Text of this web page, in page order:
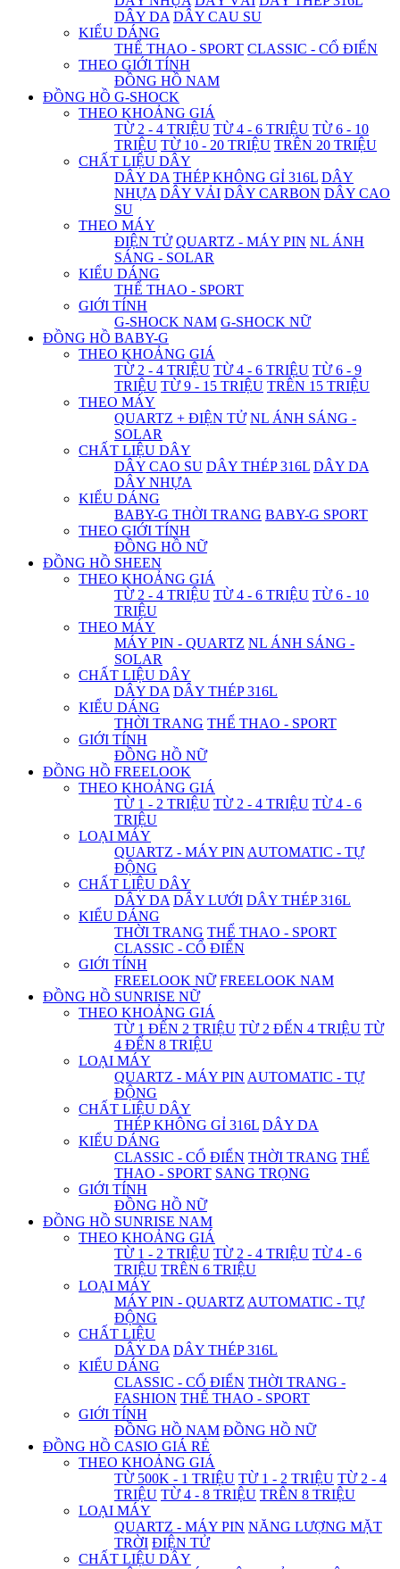
DÂY DA DÂY CAU SU
KIỂU DÁNG
THỂ THAO - SPORT CLASSIC - CỔ ĐIỂN
THEO GIỚI TÍNH
ĐỒNG HỒ NAM
ĐỒNG HỒ G-SHOCK
THEO KHOẢNG GIÁ
TỪ 2 - 4 TRIỆU TỪ 4 - 6 TRIỆU TỪ 6 - 10
TRIỆU TỪ 10 - 20 TRIỆU TRÊN 20 TRIỆU
CHẤT LIỆU DÂY
DÂY DA THÉP KHÔNG GỈ 316L DÂY
NHỰA DÂY VẢI DÂY CARBON DÂY CAO
SU
THEO MÁY
ĐIỆN TỬ QUARTZ - MÁY PIN NL ÁNH
SÁNG - SOLAR
KIỂU DÁNG
THỂ THAO - SPORT
GIỚI TÍNH
G-SHOCK NAM G-SHOCK NỮ
ĐỒNG HỒ BABY-G
THEO KHOẢNG GIÁ
TỪ 2 - 4 TRIỆU TỪ 4 - 6 TRIỆU TỪ 6 - 9
TRIỆU TỪ 9 - 15 TRIỆU TRÊN 15 TRIỆU
THEO MÁY
QUARTZ + ĐIỆN TỬ NL ÁNH SÁNG -
SOLAR
CHẤT LIỆU DÂY
DÂY CAO SU DÂY THÉP 316L DÂY DA
DÂY NHỰA
KIỂU DÁNG
BABY-G THỜI TRANG BABY-G SPORT
THEO GIỚI TÍNH
ĐỒNG HỒ NỮ
ĐỒNG HỒ SHEEN
THEO KHOẢNG GIÁ
TỪ 2 - 4 TRIỆU TỪ 4 - 6 TRIỆU TỪ 6 - 10
TRIỆU
THEO MÁY
MÁY PIN - QUARTZ NL ÁNH SÁNG -
SOLAR
CHẤT LIỆU DÂY
DÂY DA DÂY THÉP 316L
KIỂU DÁNG
THỜI TRANG THỂ THAO - SPORT
GIỚI TÍNH
ĐỒNG HỒ NỮ
ĐỒNG HỒ FREELOOK
THEO KHOẢNG GIÁ
TỪ 1 - 2 TRIỆU TỪ 2 - 4 TRIỆU TỪ 4 - 6
TRIỆU
LOẠI MÁY
QUARTZ - MÁY PIN AUTOMATIC - TỰ
ĐỘNG
CHẤT LIỆU DÂY
DÂY DA DÂY LƯỚI DÂY THÉP 316L
KIỂU DÁNG
THỜI TRANG THỂ THAO - SPORT
CLASSIC - CỔ ĐIỂN
GIỚI TÍNH
FREELOOK NỮ FREELOOK NAM
ĐỒNG HỒ SUNRISE NỮ
THEO KHOẢNG GIÁ
TỪ 1 ĐẾN 2 TRIỆU TỪ 2 ĐẾN 4 TRIỆU TỪ
4 ĐẾN 8 TRIỆU
LOẠI MÁY
QUARTZ - MÁY PIN AUTOMATIC - TỰ
ĐỘNG
CHẤT LIỆU DÂY
THÉP KHÔNG GỈ 316L DÂY DA
KIỂU DÁNG
CLASSIC - CỔ ĐIỂN THỜI TRANG THỂ
THAO - SPORT SANG TRỌNG
GIỚI TÍNH
ĐỒNG HỒ NỮ
ĐỒNG HỒ SUNRISE NAM
THEO KHOẢNG GIÁ
TỪ 1 - 2 TRIỆU TỪ 2 - 4 TRIỆU TỪ 4 - 6
TRIỆU TRÊN 6 TRIỆU
LOẠI MÁY
MÁY PIN - QUARTZ AUTOMATIC - TỰ
ĐỘNG
CHẤT LIỆU
DÂY DA DÂY THÉP 316L
KIỂU DÁNG
CLASSIC - CỔ ĐIỂN THỜI TRANG -
FASHION THỂ THAO - SPORT
GIỚI TÍNH
ĐỒNG HỒ NAM ĐỒNG HỒ NỮ
ĐỒNG HỒ CASIO GIÁ RẺ
THEO KHOẢNG GIÁ
TỪ 500K - 1 TRIỆU TỪ 1 - 2 TRIỆU TỪ 2 - 4
TRIỆU TỪ 4 - 8 TRIỆU TRÊN 8 TRIỆU
LOẠI MÁY
QUARTZ - MÁY PIN NĂNG LƯỢNG MẶT
TRỜI ĐIỆN TỬ
CHẤT LIỆU DÂY